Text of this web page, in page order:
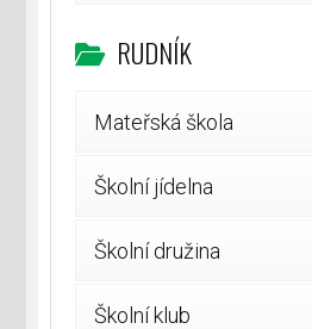
RUDNÍK
Mateřská škola
Školní jídelna
Školní družina
Školní klub